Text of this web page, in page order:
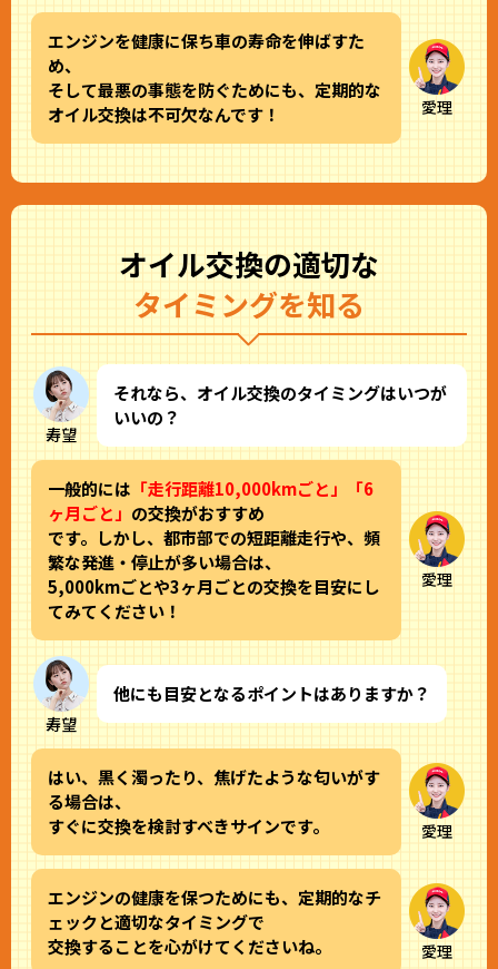
愛理
エンジンを健康に保ち車の寿命を伸ばすた
め、
そして最悪の事態を防ぐためにも、定期的な
オイル交換は不可欠なんです！
オイル交換の適切な
タイミングを知る
寿望
それなら、オイル交換のタイミングはいつが
いいの？
愛理
一般的には 「走行距離10,000kmごと」「6
ヶ月ごと」 の交換がおすすめ
です。しかし、都市部での短距離走行や、頻
繁な発進・停止が多い場合は、
5,000kmごとや3ヶ月ごとの交換を目安にし
てみてください！
寿望
他にも目安となるポイントはありますか？
愛理
はい、黒く濁ったり、焦げたような匂いがす
る場合は、
すぐに交換を検討すべきサインです。
愛理
エンジンの健康を保つためにも、定期的なチ
ェックと適切なタイミングで
交換することを心がけてくださいね。